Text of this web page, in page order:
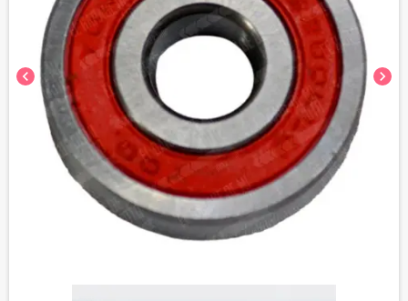
chevron_left chevron_right